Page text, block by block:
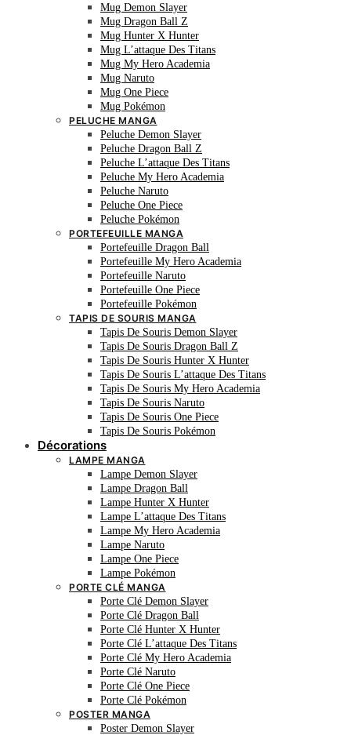
Mug Demon Slayer
Mug Dragon Ball Z
Mug Hunter X Hunter
Mug L’attaque Des Titans
Mug My Hero Academia
Mug Naruto
Mug One Piece
Mug Pokémon
PELUCHE MANGA
Peluche Demon Slayer
Peluche Dragon Ball Z
Peluche L’attaque Des Titans
Peluche My Hero Academia
Peluche Naruto
Peluche One Piece
Peluche Pokémon
PORTEFEUILLE MANGA
Portefeuille Dragon Ball
Portefeuille My Hero Academia
Portefeuille Naruto
Portefeuille One Piece
Portefeuille Pokémon
TAPIS DE SOURIS MANGA
Tapis De Souris Demon Slayer
Tapis De Souris Dragon Ball Z
Tapis De Souris Hunter X Hunter
Tapis De Souris L’attaque Des Titans
Tapis De Souris My Hero Academia
Tapis De Souris Naruto
Tapis De Souris One Piece
Tapis De Souris Pokémon
Décorations
LAMPE MANGA
Lampe Demon Slayer
Lampe Dragon Ball
Lampe Hunter X Hunter
Lampe L’attaque Des Titans
Lampe My Hero Academia
Lampe Naruto
Lampe One Piece
Lampe Pokémon
PORTE CLÉ MANGA
Porte Clé Demon Slayer
Porte Clé Dragon Ball
Porte Clé Hunter X Hunter
Porte Clé L’attaque Des Titans
Porte Clé My Hero Academia
Porte Clé Naruto
Porte Clé One Piece
Porte Clé Pokémon
POSTER MANGA
Poster Demon Slayer